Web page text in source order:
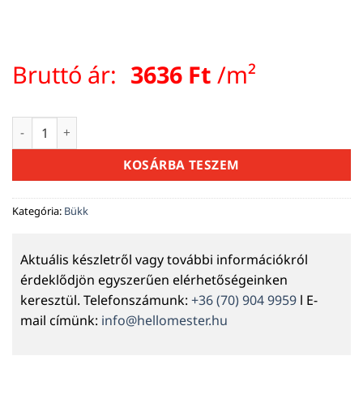
Bruttó ár: 3636 Ft /m²
Rétegelt lemez bükk 4mm 2200x1250 mm mennyiség
KOSÁRBA TESZEM
Kategória: Bükk
Aktuális készletről vagy további információkról
érdeklődjön egyszerűen elérhetőségeinken
keresztül. Telefonszámunk: +36 (70) 904 9959 l E-
mail címünk: info@hellomester.hu